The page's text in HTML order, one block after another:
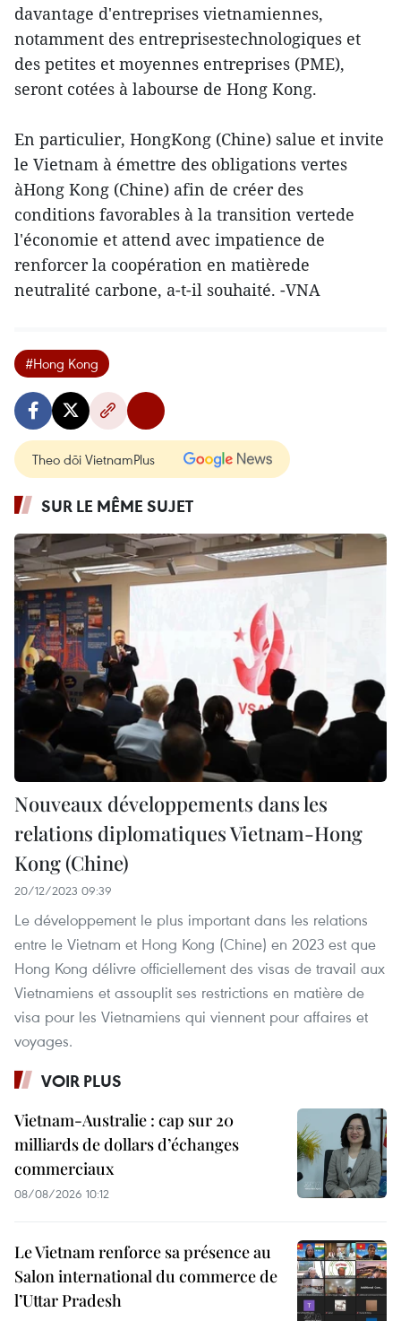
davantage d'entreprises vietnamiennes,
notamment des entreprisestechnologiques et
des petites et moyennes entreprises (PME),
seront cotées à labourse de Hong Kong.
En particulier, HongKong (Chine) salue et invite
le Vietnam à émettre des obligations vertes
àHong Kong (Chine) afin de créer des
conditions favorables à la transition vertede
l'économie et attend avec impatience de
renforcer la coopération en matièrede
neutralité carbone, a-t-il souhaité. -VNA
#Hong Kong
Theo dõi VietnamPlus
SUR LE MÊME SUJET
Nouveaux développements dans les
relations diplomatiques Vietnam-Hong
Kong (Chine)
20/12/2023 09:39
Le développement le plus important dans les relations
entre le Vietnam et Hong Kong (Chine) en 2023 est que
Hong Kong délivre officiellement des visas de travail aux
Vietnamiens et assouplit ses restrictions en matière de
visa pour les Vietnamiens qui viennent pour affaires et
voyages.
VOIR PLUS
Vietnam-Australie : cap sur 20
milliards de dollars d’échanges
commerciaux
08/08/2026 10:12
Le Vietnam renforce sa présence au
Salon international du commerce de
l’Uttar Pradesh